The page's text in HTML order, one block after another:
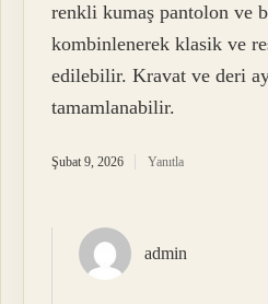
renkli kumaş pantolon ve
kombinlenerek klasik ve
edilebilir. Kravat ve deri
tamamlanabilir.
Şubat 9, 2026 Yanıtla
admin